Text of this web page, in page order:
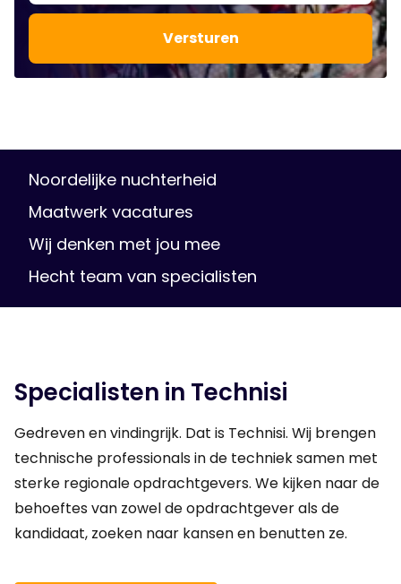
Noordelijke nuchterheid
Maatwerk vacatures
Wij denken met jou mee
Hecht team van specialisten
Specialisten in Technisi
Gedreven en vindingrijk. Dat is Technisi. Wij brengen
technische professionals in de techniek samen met
sterke regionale opdrachtgevers. We kijken naar de
behoeftes van zowel de opdrachtgever als de
kandidaat, zoeken naar kansen en benutten ze.